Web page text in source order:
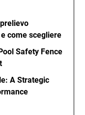
come scegliere
Safety Fence
A Strategic